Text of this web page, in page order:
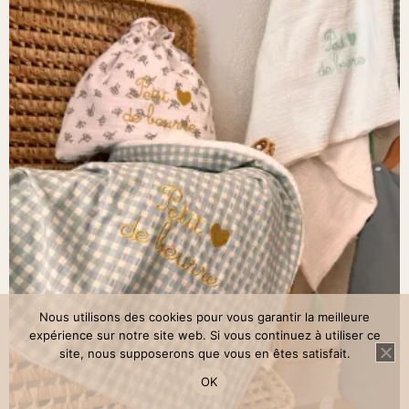
78,00 €
peuvent
être
choisies
sur
la
page
du
produit
Nous utilisons des cookies pour vous garantir la meilleure
expérience sur notre site web. Si vous continuez à utiliser ce
site, nous supposerons que vous en êtes satisfait.
OK